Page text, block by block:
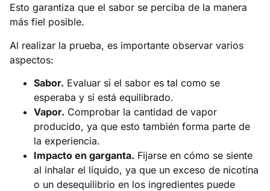
Esto garantiza que el sabor se perciba de la manera
más fiel posible.
Al realizar la prueba, es importante observar varios
aspectos:
Sabor. Evaluar si el sabor es tal como se
esperaba y si está equilibrado.
Vapor. Comprobar la cantidad de vapor
producido, ya que esto también forma parte de
la experiencia.
Impacto en garganta. Fijarse en cómo se siente
al inhalar el líquido, ya que un exceso de nicotina
o un desequilibrio en los ingredientes puede